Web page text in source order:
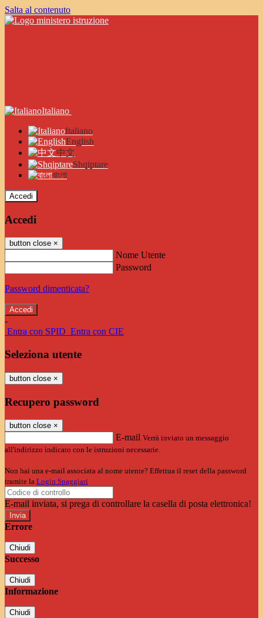
Salta al contenuto
Italiano
Italiano
English
中文
Shqiptare
বাংলা
Accedi
Accedi
button close ×
Nome Utente
Password
Password dimenticata?
-
Entra con SPID Entra con CIE
Seleziona utente
button close ×
Recupero password
button close ×
E-mail Verrà inviato un messaggio
all'indirizzo indicato con le istruzioni necessarie.
Non hai una e-mail associata al nome utente? Effettua il reset della password
tramite la Login Spaggiari
E-mail inviata, si prega di controllare la casella di posta elettronica!
Errore
Chiudi
Successo
Chiudi
Informazione
Chiudi